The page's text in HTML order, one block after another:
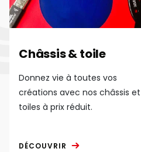
Châssis & toile
Donnez vie à toutes vos
créations avec nos châssis et
toiles à prix réduit.
DÉCOUVRIR